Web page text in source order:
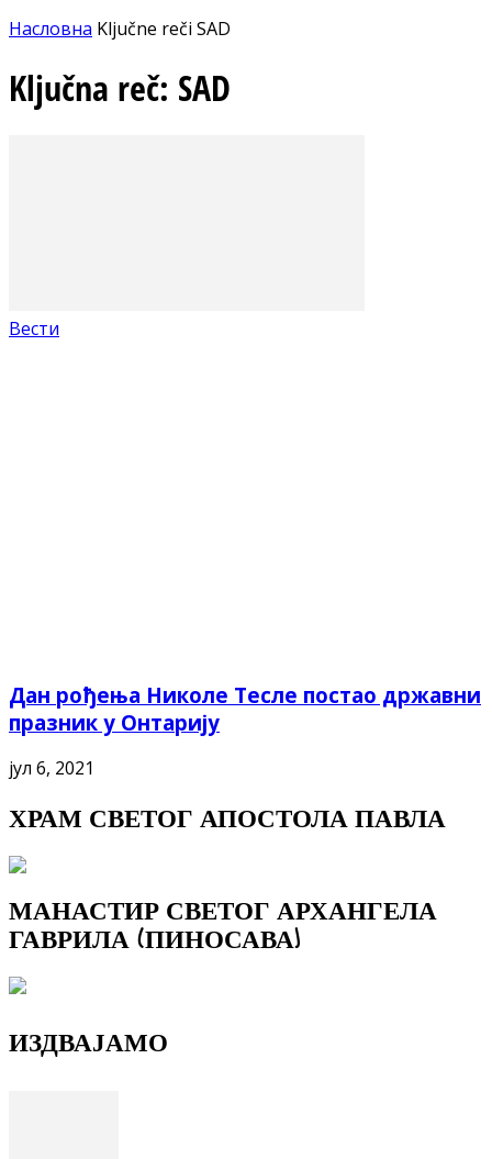
Насловна Ključne reči SAD
Ključna reč: SAD
Вести
Дан рођења Николе Тесле постао државни
празник у Онтарију
јул 6, 2021
ХРАМ СВЕТОГ АПОСТОЛА ПАВЛА
МАНАСТИР СВЕТОГ АРХАНГЕЛА
ГАВРИЛА (ПИНОСАВА)
ИЗДВАЈАМО